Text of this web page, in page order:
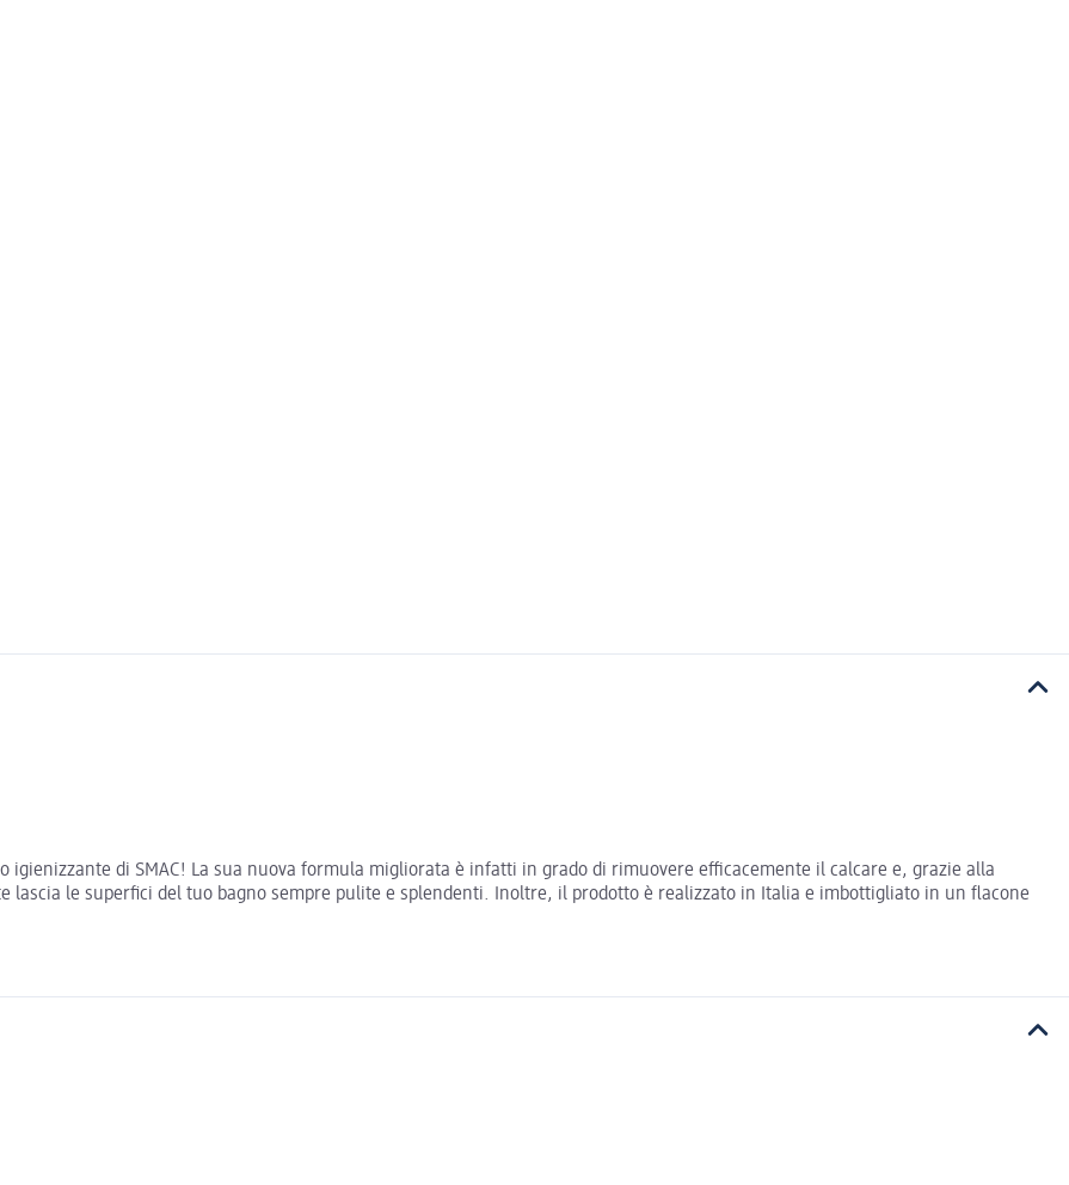
igienizzante di SMAC! La sua nuova formula migliorata è infatti in grado di rimuovere efficacemente il calcare e, grazie alla
lascia le superfici del tuo bagno sempre pulite e splendenti. Inoltre, il prodotto è realizzato in Italia e imbottigliato in un flacone